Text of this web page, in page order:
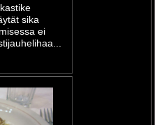
sika
ei